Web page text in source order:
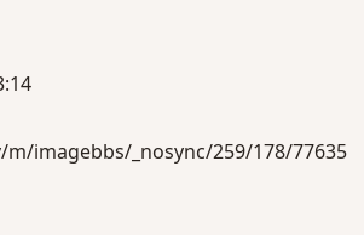
imagebbs/_nosync/259/178/77635